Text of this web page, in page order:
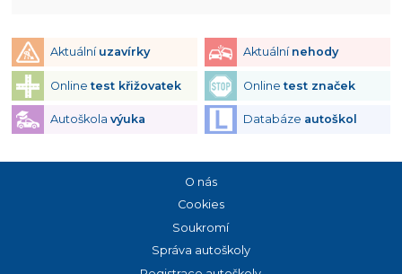
Aktuální uzavírky Aktuální nehody
Onlinetest křižovatek Onlinetest značek
Autoškola výuka Databáze autoškol
O nás
Cookies
Soukromí
Správa autoškoly